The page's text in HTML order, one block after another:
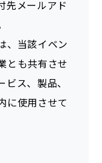
先メールアド
、当該イベン
とも共有させ
ス、製品、
に使用させて